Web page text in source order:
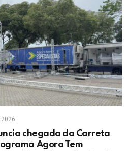
chegada da Carreta
Agora Tem